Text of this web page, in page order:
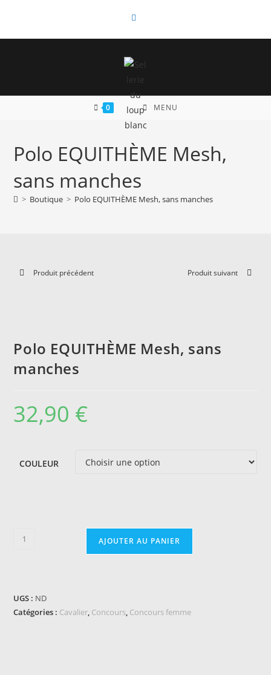
content
0 MENU
Polo EQUITHÈME Mesh,
sans manches
> Boutique > Polo EQUITHÈME Mesh, sans manches
Produit précédent Produit suivant
Polo EQUITHÈME Mesh, sans
manches
32,90 €
COULEUR
quantité
Mesh,
sans
AJOUTER AU PANIER
UGS : ND
Catégories : Cavalier, Concours, Concours femme